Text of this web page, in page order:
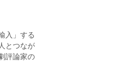
入」する
とつなが
評論家の